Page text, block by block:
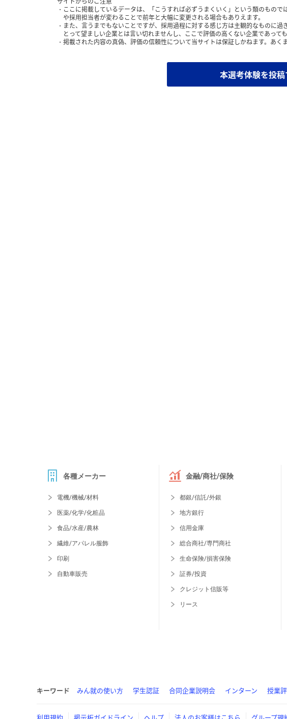
ここに掲載しているデータは、「こうすれば必ずうまくいく」という類のもの
や採用担当者が変わることで前年と大幅に変更される場合もありえます。
また、言うまでもないことですが、採用過程に対する感じ方は主観的なものに
とって望ましい企業とは言い切れませんし、ここで評価の高くない企業であって
掲載された内容の真偽、評価の信頼性について当サイトは保証しかねます。あく
本選考体験を投稿
各種メーカー
電機/機械/材料
医薬/化学/化粧品
食品/水産/農林
繊維/アパレル服飾
印刷
自動車販売
金融/商社/保険
都銀/信託/外銀
地方銀行
信用金庫
総合商社/専門商社
生命保険/損害保険
証券/投資
クレジット信販等
リース
キーワード みん就の使い方 学生認証 合同企業説明会 インターン 授業